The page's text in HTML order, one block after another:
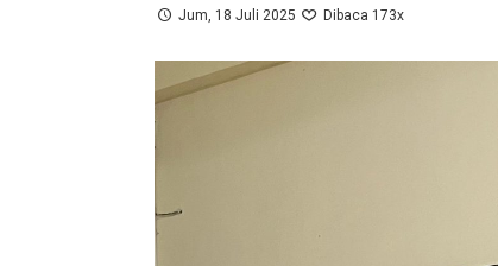
Jum, 18 Juli 2025 Dibaca 173x